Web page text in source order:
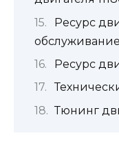
Ресурс
Ресурс
Тюнинг